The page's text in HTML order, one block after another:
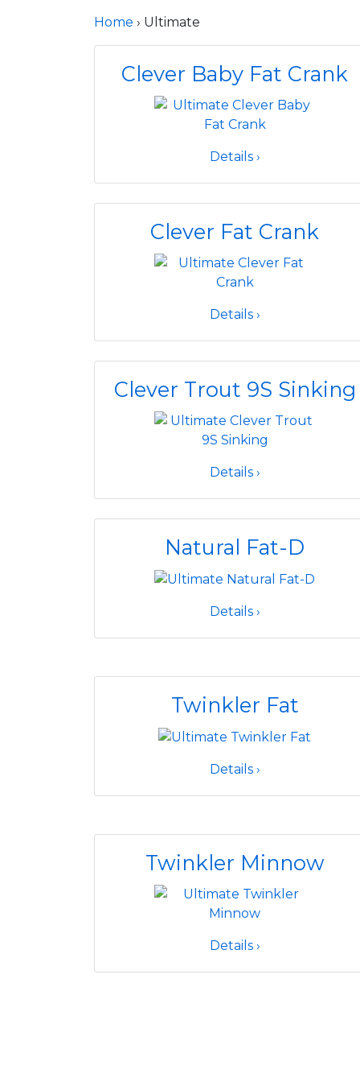
Home › Ultimate
Clever Baby Fat Crank
Details ›
Clever Fat Crank
Details ›
Clever Trout 9S Sinking
Details ›
Natural Fat-D
Details ›
Twinkler Fat
Details ›
Twinkler Minnow
Details ›